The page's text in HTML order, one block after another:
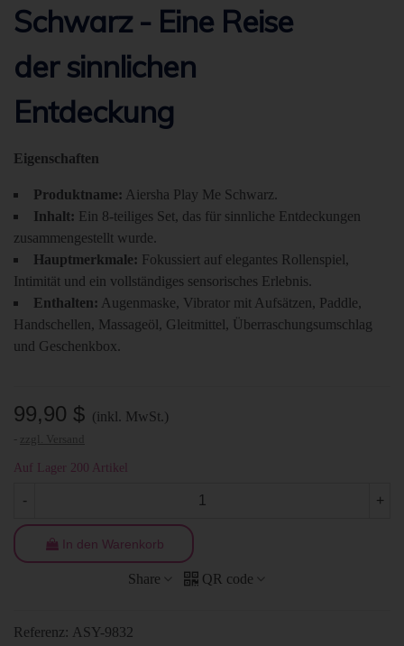
Schwarz - Eine Reise
der sinnlichen
Entdeckung
Eigenschaften
Produktname: Aiersha Play Me Schwarz.
Inhalt: Ein 8-teiliges Set, das für sinnliche Entdeckungen
zusammengestellt wurde.
Hauptmerkmale: Fokussiert auf elegantes Rollenspiel,
Intimität und ein vollständiges sensorisches Erlebnis.
Enthalten: Augenmaske, Vibrator mit Aufsätzen, Paddle,
Handschellen, Massageöl, Gleitmittel, Überraschungsumschlag
und Geschenkbox.
99,90 $ (inkl. MwSt.)
zzgl. Versand
Auf Lager 200 Artikel
- +
In den Warenkorb
Share QR code
Referenz: ASY-9832